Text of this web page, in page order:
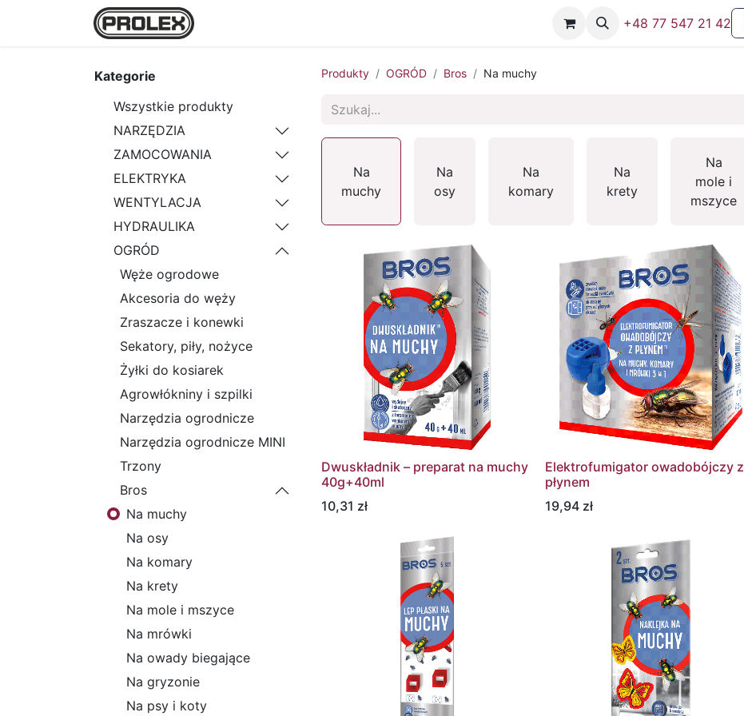
+48 77 547 21 42
Kategorie
Wszystkie produkty
NARZĘDZIA
ZAMOCOWANIA
ELEKTRYKA
WENTYLACJA
HYDRAULIKA
OGRÓD
Węże ogrodowe
Akcesoria do węży
Zraszacze i konewki
Sekatory, piły, nożyce
Żyłki do kosiarek
Agrowłókniny i szpilki
Narzędzia ogrodnicze
Narzędzia ogrodnicze MINI
Trzony
Bros
Na muchy
Na osy
Na komary
Na krety
Na mole i mszyce
Na mrówki
Na owady biegające
Na gryzonie
Na psy i koty
Produkty OGRÓD Bros Na muchy
Na
muchy
Na
osy
Na
komary
Na
krety
Na
mole i
mszyce
Dwuskładnik – preparat na muchy
40g+40ml
10,31 zł
Elektrofumigator owadobójczy z
płynem
19,94 zł